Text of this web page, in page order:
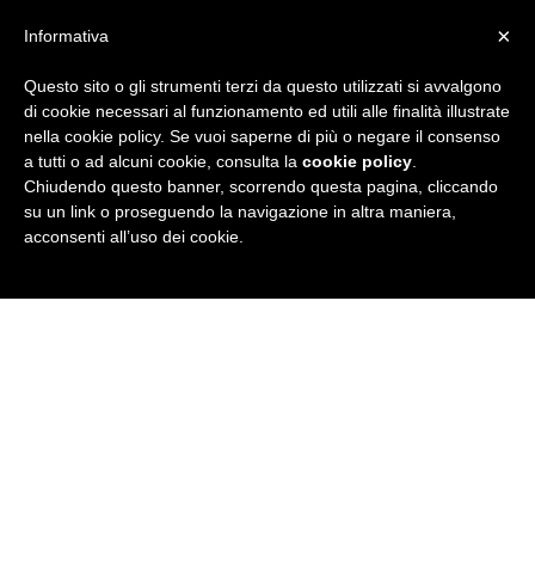
i
×
Informativa
Questo sito o gli strumenti terzi da questo utilizzati si avvalgono
di cookie necessari al funzionamento ed utili alle finalità illustrate
nella cookie policy. Se vuoi saperne di più o negare il consenso
a tutti o ad alcuni cookie, consulta la cookie policy
Chiudendo questo banner, scorrendo questa pagina, cliccando
su un link o proseguendo la navigazione in altra maniera,
acconsenti all’uso dei cookie.